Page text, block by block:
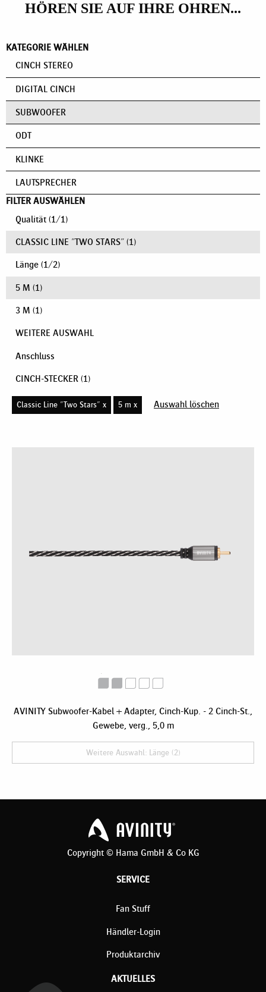
HÖREN SIE AUF IHRE OHREN...
KATEGORIE WÄHLEN
CINCH STEREO
DIGITAL CINCH
SUBWOOFER
ODT
KLINKE
LAUTSPRECHER
FILTER AUSWÄHLEN
Qualität (1/1)
CLASSIC LINE "TWO STARS" (1)
Länge (1/2)
5 M (1)
3 M (1)
WEITERE AUSWAHL
Anschluss
CINCH-STECKER (1)
Classic Line "Two Stars" x 5 m x Auswahl löschen
AVINITY Subwoofer-Kabel + Adapter, Cinch-Kup. - 2 Cinch-St.,
Gewebe, verg., 5,0 m
Weitere Auswahl: Länge (2)
Copyright © Hama GmbH & Co KG
SERVICE
Fan Stuff
Händler-Login
Produktarchiv
AKTUELLES